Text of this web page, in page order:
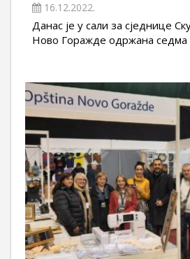
16.12.2022.
Данас је у сали за сједнице
Ново Горажде одржана седма